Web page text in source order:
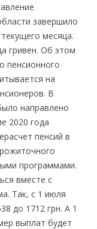
завершило
месяца.
гривен. Об этом
пенсионного
на
В
направлено
2020 года
пенсий в
программами.
вместе с
Так, с 1 июля
до 1712 грн. А 1
выплат будет